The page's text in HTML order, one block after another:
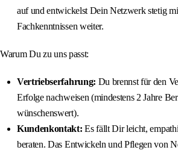
auf und entwickelst Dein Netzwerk stetig
Fachkenntnissen weiter.
Warum Du zu uns passt:
Vertriebserfahrung: Du brennst für den
Erfolge nachweisen (mindestens 2 Jahre
wünschenswert).
Kundenkontakt: Es fällt Dir leicht,
beraten. Das Entwickeln und Pflegen von